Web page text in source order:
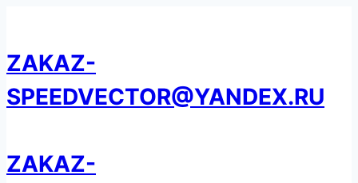
содержанию
ZAKAZ-
SPEEDVECTOR@YANDEX.RU
ZAKAZ-